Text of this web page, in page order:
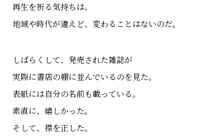
再生を祈る気持ちは、
地域や時代が違えど、変わることはないのだ。
しばらくして、発売された雑誌が
実際に書店の棚に並んでいるのを見た。
表紙には自分の名前も載っている。
素直に、嬉しかった。
そして、襟を正した。